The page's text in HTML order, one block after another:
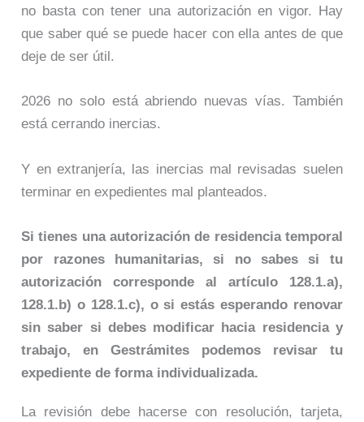
no basta con tener una autorización en vigor. Hay
que saber qué se puede hacer con ella antes de que
deje de ser útil.
2026 no solo está abriendo nuevas vías. También
está cerrando inercias.
Y en extranjería, las inercias mal revisadas suelen
terminar en expedientes mal planteados.
Si tienes una autorización de residencia temporal
por razones humanitarias, si no sabes si tu
autorización corresponde al artículo 128.1.a),
128.1.b) o 128.1.c), o si estás esperando renovar
sin saber si debes modificar hacia residencia y
trabajo, en Gestrámites podemos revisar tu
expediente de forma individualizada.
La revisión debe hacerse con resolución, tarjeta,